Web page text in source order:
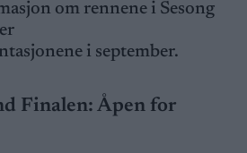
om rennene i Sesong
i september.
Finalen: Åpen for